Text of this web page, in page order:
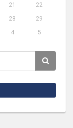
21
22
28
29
4 5